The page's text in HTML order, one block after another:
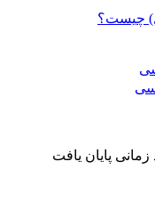
چیست؟
پایان یافت